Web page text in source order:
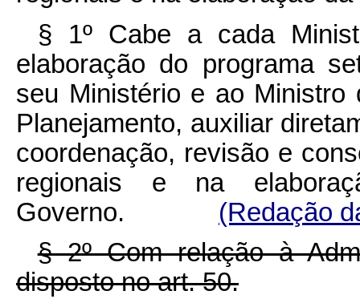
§ 1º Cabe a cada
elaboração do programa
seu Ministério e ao
Planejamento, auxiliar
coordenação, revisão e
regionais e na
Governo. (Redação
§ 2º Com relação à
disposto no art. 50.